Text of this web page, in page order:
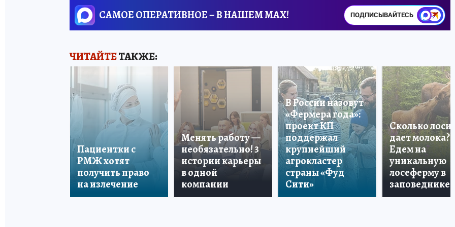
САМОЕ ОПЕРАТИВНОЕ – В НАШЕМ MAX! ПОДПИСЫВАЙТЕСЬ
ЧИТАЙТЕТАКЖЕ:
Пациентки с
РМЖ хотят
получить право
на излечение
Менять работу —
необязательно! 3
истории карьеры
в одной
компании
В России назовут
«Фермера года»:
проект КП
поддержал
крупнейший
агрокластер
страны «Фуд
Сити»
Сколько лосиха
дает молока?
Едем на
уникальную
лосеферму в
заповеднике!